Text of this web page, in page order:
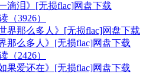
滴泪》[无损flac]网盘下载
（3926）
那么多人》[无损flac]网盘下载
（2426）